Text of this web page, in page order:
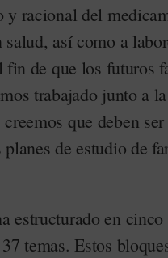
y racional del
así como a
de que los futuros
trabajado junto a
que deben
de estudio de
estructurado en
temas. Estos